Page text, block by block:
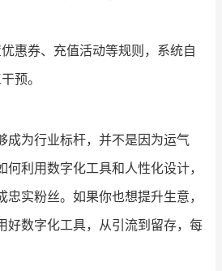
惠券、充值活动等规则，系统自
预。
成为行业标杆，并不是因为运气
利用数字化工具和人性化设计，
实粉丝。如果你也想提升生意，
好数字化工具，从引流到留存，每